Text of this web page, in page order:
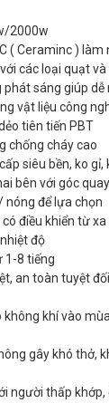
2000w
( Ceraminc ) làm
các loại quạt
phát sáng giúp dễ
vật liệu công
tiên tiến PBT
chống cháy cao
siêu bền, ko gỉ,
bên với góc
nóng để lựa chọn
điều khiển từ
độ
1-8 tiếng
an toàn tuyệt
không khí vào
gây khó thở,
người thấp